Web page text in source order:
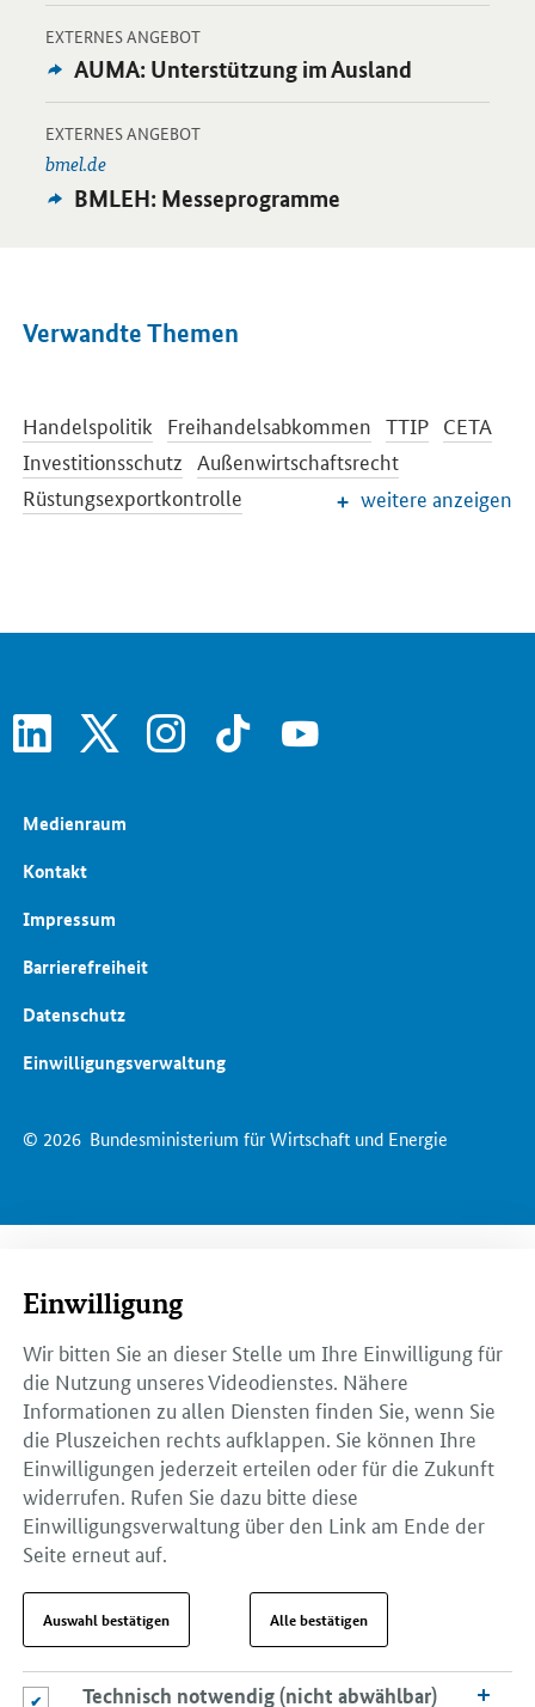
EXTERNES ANGEBOT-
Externes
Angebot:
AUMA: Unterstützung im Ausland
Öffnet Einzelsicht
EXTERNES ANGEBOT-
bmel.de
Externes
Angebot:
BMLEH: Messeprogramme
Öffnet Einzelsicht
Verwandte Themen
Handelspolitik Freihandelsabkommen TTIP CETA
Investitionsschutz Außenwirtschaftsrecht
Rüstungsexportkontrolle
weitere anzeigen
linkedin instagram tiktok youtube
© 2026 Bundesministerium für Wirtschaft und Energie
Medienraum
Kontakt
Impressum
Barrierefreiheit
Datenschutz
Einwilligungsverwaltung
Einwilligung
Wir bitten Sie an dieser Stelle um Ihre Einwilligung für
die Nutzung unseres Videodienstes. Nähere
Informationen zu allen Diensten finden Sie, wenn Sie
die Pluszeichen rechts aufklappen. Sie können Ihre
Einwilligungen jederzeit erteilen oder für die Zukunft
widerrufen. Rufen Sie dazu bitte diese
Einwilligungsverwaltung über den Link am Ende der
Seite erneut auf.
Auswahl bestätigen Alle bestätigen
Technisch notwendig (nicht abwählbar)
Technisch notwendig (nicht abwählbar)